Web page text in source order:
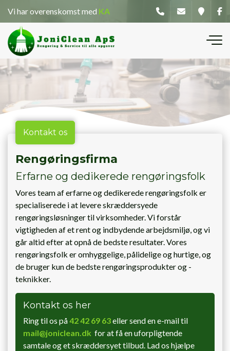
hovedindhold
Vi har overenskomst med KA
Kontakt os
Rengøringsfirma
Erfarne og dedikerede rengøringsfolk
Vores team af erfarne og dedikerede rengøringsfolk er
specialiserede i at levere skræddersyede
rengøringsløsninger til virksomheder. Vi forstår
vigtigheden af et rent og indbydende arbejdsmiljø, og vi
går altid efter at opnå de bedste resultater. Vores
rengøringsfolk er omhyggelige, pålidelige og hurtige, og
de bruger kun de bedste rengøringsprodukter og -
teknikker.
Kontakt os her
Ring til os på42 42 69 63eller send en e-mail til
mail@joniclean.dk for at få en uforpligtende
samtale og et skræddersyet tilbud. Lad os hjælpe